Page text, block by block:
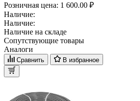
Розничная цена: 1 600.00 ₽
Наличие:
Наличие:
Наличие на складе
Сопутствующие товары
Аналоги
Сравнить В избранное